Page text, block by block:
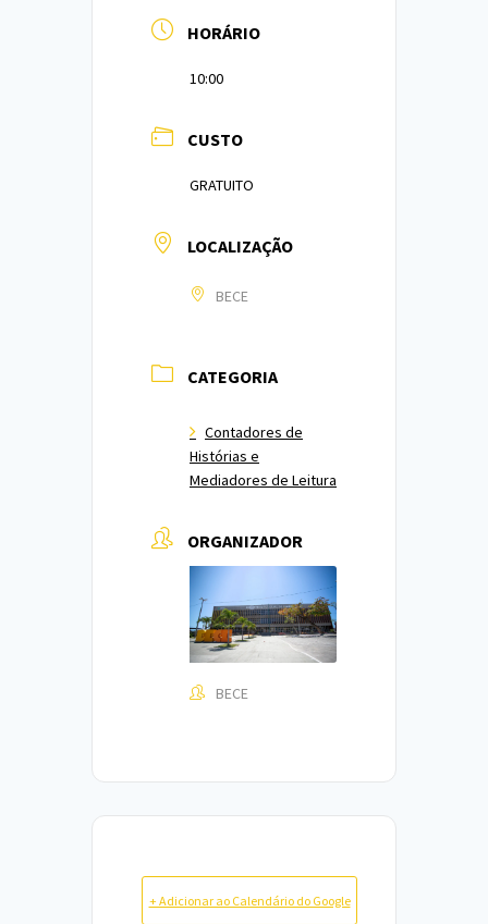
HORÁRIO
10:00
CUSTO
GRATUITO
LOCALIZAÇÃO
BECE
CATEGORIA
Contadores de
Histórias e
Mediadores de Leitura
ORGANIZADOR
BECE
+ Adicionar ao Calendário do Google